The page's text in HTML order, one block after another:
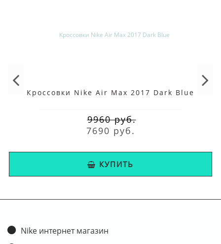
Кроссовки Nike Air Max 2017 Dark Blue
9960 руб.
7690 руб.
КУПИТЬ
Nike интернет магазин